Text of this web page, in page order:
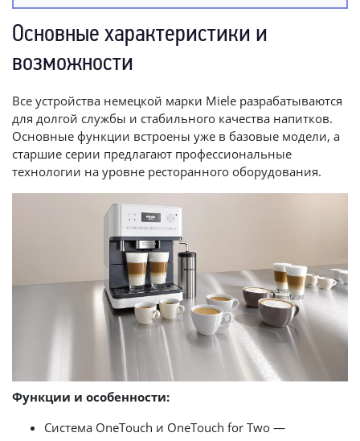
Основные характеристики и
возможности
Все устройства немецкой марки Miele разрабатываются
для долгой службы и стабильного качества напитков.
Основные функции встроены уже в базовые модели, а
старшие серии предлагают профессиональные
технологии на уровне ресторанного оборудования.
Функции и особенности:
Система OneTouch и OneTouch for Two —